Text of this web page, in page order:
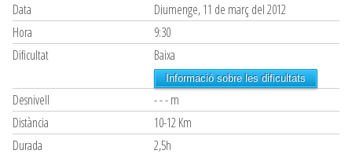
Data
Diumenge, 11 de març del 2012
Hora
9:30
Dificultat
Baixa
Informació sobre les dificultats
Desnivell
- - - m
Distància
10-12 Km
Durada
2,5h